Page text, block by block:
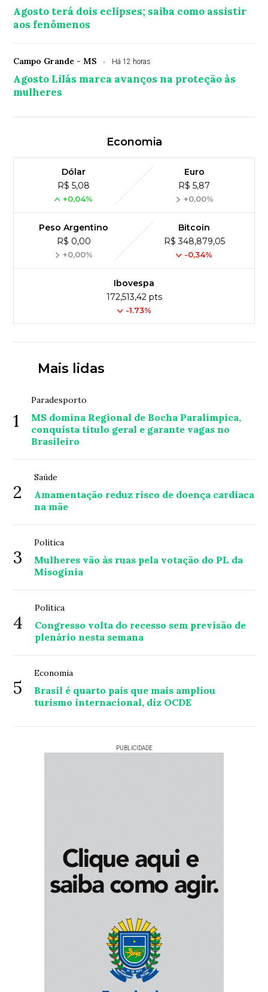
Agosto terá dois eclipses; saiba como assistir
aos fenômenos
Campo Grande - MS Há 12 horas
Agosto Lilás marca avanços na proteção às
mulheres
Economia
Dólar
R$ 5,08
+0,04%
Euro
R$ 5,87
+0,00%
Peso Argentino
R$ 0,00
+0,00%
Bitcoin
R$ 348,879,05
-0,34%
Ibovespa
172,513,42 pts
-1.73%
Mais lidas
1
Paradesporto
MS domina Regional de Bocha Paralímpica,
conquista título geral e garante vagas no
Brasileiro
2
Saúde
Amamentação reduz risco de doença cardíaca
na mãe
3
Política
Mulheres vão às ruas pela votação do PL da
Misoginia
4
Política
Congresso volta do recesso sem previsão de
plenário nesta semana
5
Economia
Brasil é quarto país que mais ampliou
turismo internacional, diz OCDE
PUBLICIDADE